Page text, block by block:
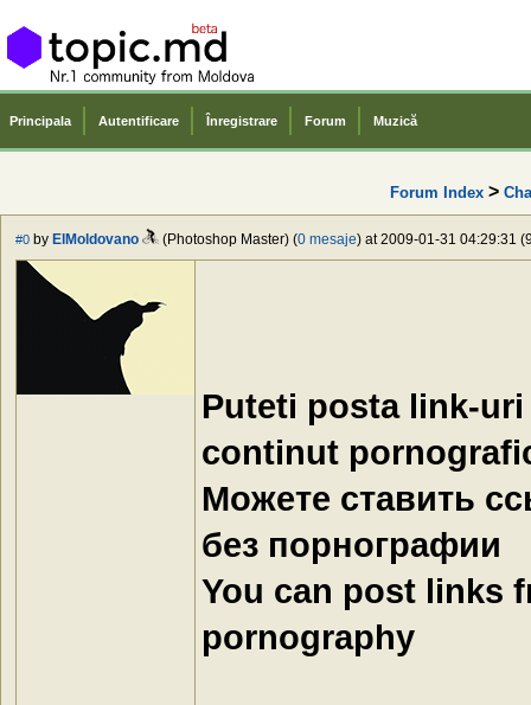
Principala Autentificare Înregistrare Forum Muzică
Forum Index >
#0 by ElMoldovano (Photoshop Master) (0 mesaje) at 2009-01-31 04:29:31
Puteti posta link-
continut
Можете ставить
без порнографии
You can post links
pornography